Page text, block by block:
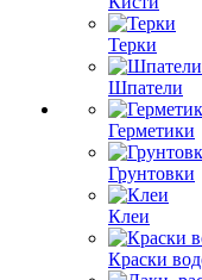
Терки
Шпатели
Герметики
Грунтовки
Клеи
Краски